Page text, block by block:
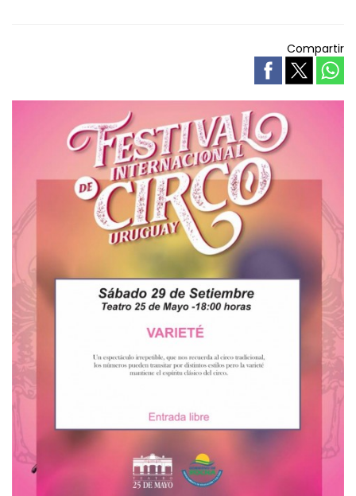
Compartir